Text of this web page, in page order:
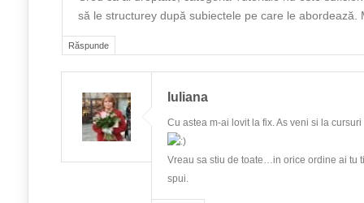
Răspunde
să le structurey după subiectele pe care le abordează.
Iuliana
Cu astea m-ai lovit la fix. As veni si la
Vreau sa stiu de toate…in orice ordine ai tu
spui.